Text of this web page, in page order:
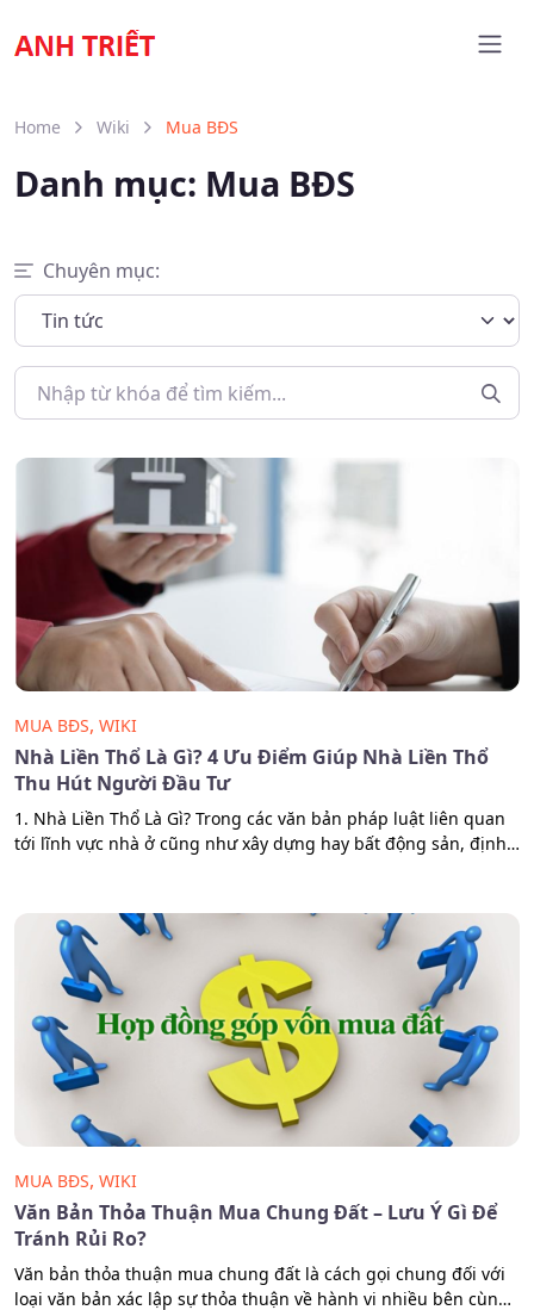
Home Wiki Mua BĐS
Danh mục: Mua BĐS
Chuyên mục:
MUA BĐS, WIKI
Nhà Liền Thổ Là Gì? 4 Ưu Điểm Giúp Nhà Liền Thổ
Thu Hút Người Đầu Tư
1. Nhà Liền Thổ Là Gì? Trong các văn bản pháp luật liên quan
tới lĩnh vực nhà ở cũng như xây dựng hay bất động sản, định
MUA BĐS, WIKI
Văn Bản Thỏa Thuận Mua Chung Đất – Lưu Ý Gì Để
Tránh Rủi Ro?
Văn bản thỏa thuận mua chung đất là cách gọi chung đối với
loại văn bản xác lập sự thỏa thuận về hành vi nhiều bên cùng